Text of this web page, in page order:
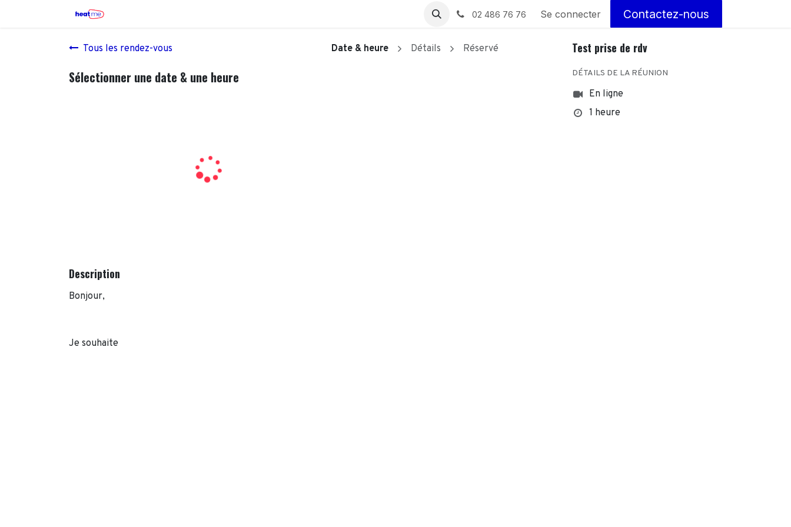
Se rendre au contenu 02 486 76 76 Se connecter Contactez-nous
Tous les rendez-vous Date & heure Détails Réservé
Sélectionner une date & une heure
Description
Bonjour,
Je souhaite
Test prise de rdv
DÉTAILS DE LA RÉUNION
En ligne
1 heure